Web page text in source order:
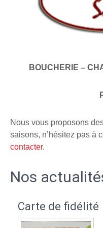
BOUCHERIE –
Nous vous proposons
saisons, n’hésitez pas à
contacter.
Nos
Carte de fidélité